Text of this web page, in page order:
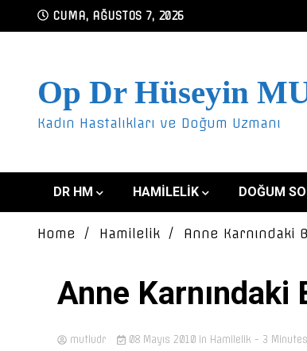
to
CUMA, AĞUSTOS 7, 2026
Op Dr Hüseyin
Kadın Hastalıkları ve Doğum Uzmanı
DR HM HAMILELIK DOĞUM
Home Hamilelik Anne Karnındaki
Anne
mutludr 08 Mayıs 2010 in Hamilelik - 3 Minutes